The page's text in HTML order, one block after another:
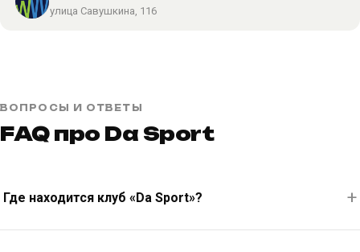
улица Савушкина, 116
ВОПРОСЫ И ОТВЕТЫ
FAQ про Da Sport
Где находится клуб «Da Sport»?